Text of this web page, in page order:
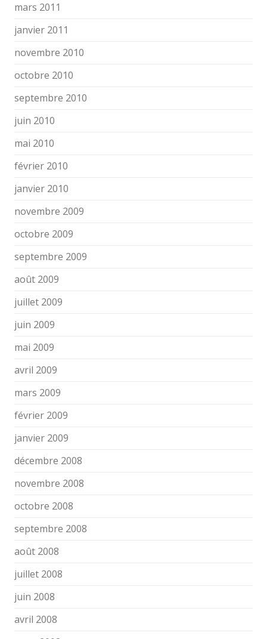
mars 2011
janvier 2011
novembre 2010
octobre 2010
septembre 2010
juin 2010
mai 2010
février 2010
janvier 2010
novembre 2009
octobre 2009
septembre 2009
août 2009
juillet 2009
juin 2009
mai 2009
avril 2009
mars 2009
février 2009
janvier 2009
décembre 2008
novembre 2008
octobre 2008
septembre 2008
août 2008
juillet 2008
juin 2008
avril 2008